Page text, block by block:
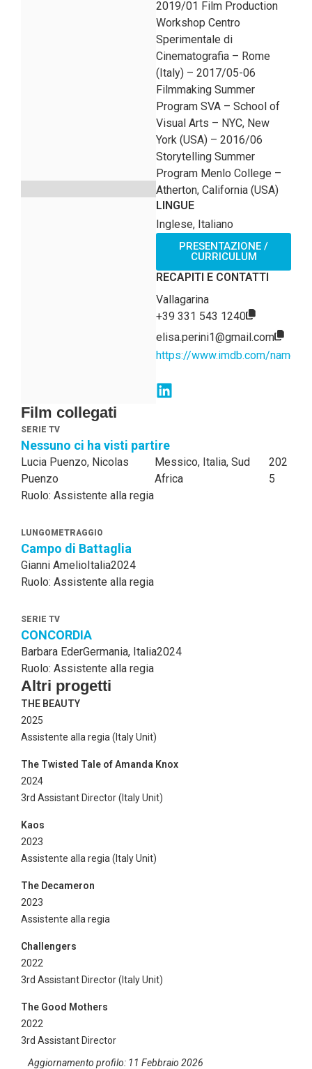
2019/01 Film Production
Workshop Centro
Sperimentale di
Cinematografia – Rome
(Italy) – 2017/05-06
Filmmaking Summer
Program SVA – School of
Visual Arts – NYC, New
York (USA) – 2016/06
Storytelling Summer
Program Menlo College –
Atherton, California (USA)
LINGUE
Inglese, Italiano
PRESENTAZIONE /
CURRICULUM
RECAPITI E CONTATTI
Vallagarina
+39 331 543 1240
elisa.perini1@gmail.com
https://www.imdb.com/name/
Film collegati
SERIE TV
Nessuno ci ha visti partire
Lucia Puenzo, Nicolas
Puenzo
Messico, Italia, Sud
Africa
202
5
Ruolo: Assistente alla regia
LUNGOMETRAGGIO
Campo di Battaglia
Gianni AmelioItalia2024
Ruolo: Assistente alla regia
SERIE TV
CONCORDIA
Barbara EderGermania, Italia2024
Ruolo: Assistente alla regia
Altri progetti
THE BEAUTY
2025
Assistente alla regia (Italy Unit)
The Twisted Tale of Amanda Knox
2024
3rd Assistant Director (Italy Unit)
Kaos
2023
Assistente alla regia (Italy Unit)
The Decameron
2023
Assistente alla regia
Challengers
2022
3rd Assistant Director (Italy Unit)
The Good Mothers
2022
3rd Assistant Director
Aggiornamento profilo: 11 Febbraio 2026